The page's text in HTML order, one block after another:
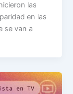
las
en las
se van a